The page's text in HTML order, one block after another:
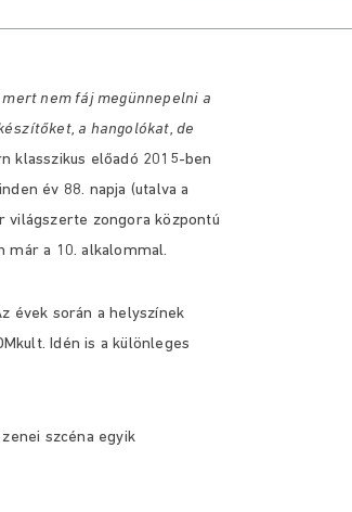
nem fáj megünnepelni a
a hangolókat, de
klasszikus előadó 2015-ben
év 88. napja (utalva a
világszerte zongora központú
már a 10. alkalommal.
évek során a helyszínek
Idén is a különleges
szcéna egyik